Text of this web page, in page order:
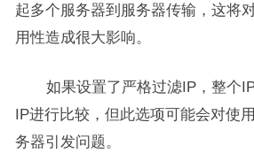
起多个服务器到服务器传输，这将
用性造成很大影响。
如果设置了严格过滤IP，整个IP
IP进行比较，但此选项可能会对使
务器引发问题。